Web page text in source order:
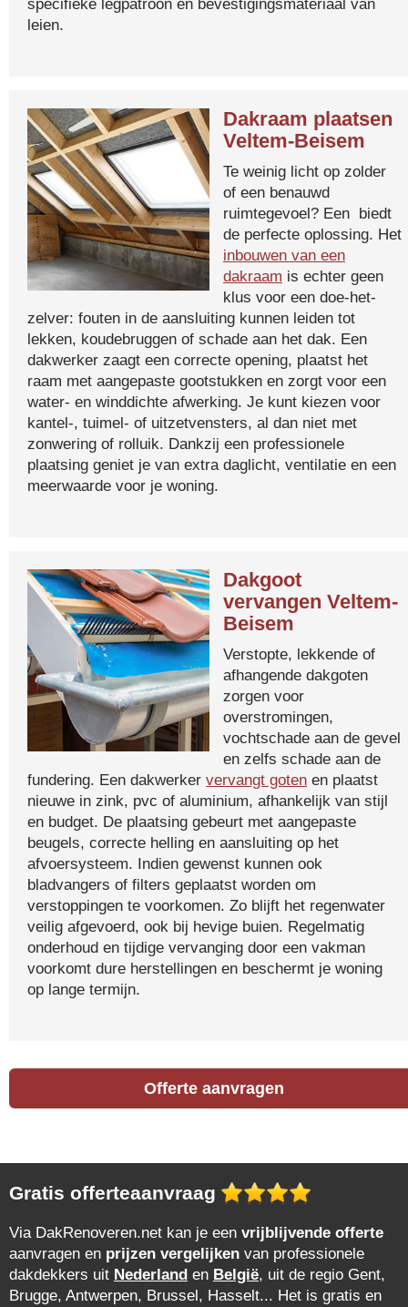
specifieke legpatroon en bevestigingsmateriaal van
leien.
Dakraam plaatsen
Veltem-Beisem
Te weinig licht op zolder
of een benauwd
ruimtegevoel? Een biedt
de perfecte oplossing. Het
inbouwen van een
dakraam is echter geen
klus voor een doe-het-
zelver: fouten in de aansluiting kunnen leiden tot
lekken, koudebruggen of schade aan het dak. Een
dakwerker zaagt een correcte opening, plaatst het
raam met aangepaste gootstukken en zorgt voor een
water- en winddichte afwerking. Je kunt kiezen voor
kantel-, tuimel- of uitzetvensters, al dan niet met
zonwering of rolluik. Dankzij een professionele
plaatsing geniet je van extra daglicht, ventilatie en een
meerwaarde voor je woning.
Dakgoot
vervangen Veltem-
Beisem
Verstopte, lekkende of
afhangende dakgoten
zorgen voor
overstromingen,
vochtschade aan de gevel
en zelfs schade aan de
fundering. Een dakwerker vervangt goten en plaatst
nieuwe in zink, pvc of aluminium, afhankelijk van stijl
en budget. De plaatsing gebeurt met aangepaste
beugels, correcte helling en aansluiting op het
afvoersysteem. Indien gewenst kunnen ook
bladvangers of filters geplaatst worden om
verstoppingen te voorkomen. Zo blijft het regenwater
veilig afgevoerd, ook bij hevige buien. Regelmatig
onderhoud en tijdige vervanging door een vakman
voorkomt dure herstellingen en beschermt je woning
op lange termijn.
Offerte aanvragen
Gratis offerteaanvraag
Via DakRenoveren.net kan je een vrijblijvende offerte
aanvragen en prijzen vergelijken van professionele
dakdekkers uit Nederland en België, uit de regio Gent,
Brugge, Antwerpen, Brussel, Hasselt... Het is gratis en